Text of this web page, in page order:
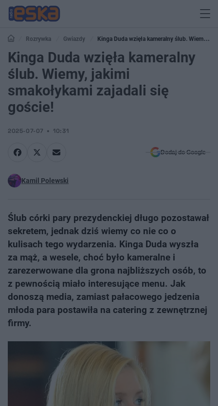
Rozrywka Gwiazdy
Kinga Duda wzięła kameralny ślub. Wiemy,
jakimi smakołykami zajadali się goście!
Kinga Duda wzięła kameralny
ślub. Wiemy, jakimi
smakołykami zajadali się
goście!
2025-07-07 10:31
Dodaj do Google
Kamil Polewski
Ślub córki pary prezydenckiej długo pozostawał
sekretem, jednak dziś wiemy co nie co o
kulisach tego wydarzenia. Kinga Duda wyszła
za mąż, a wesele, choć było kameralne i
zarezerwowane dla grona najbliższych osób, to
z pewnością miało interesujące menu. Jak
donoszą media, zamiast pałacowego jedzenia
młoda para postawiła na catering z zewnętrznej
firmy.